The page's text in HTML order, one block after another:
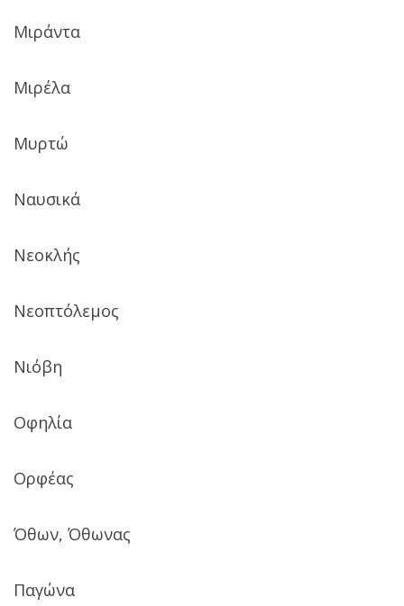
Μιράντα
Μιρέλα
Μυρτώ
Ναυσικά
Νεοκλής
Νεοπτόλεμος
Νιόβη
Οφηλία
Ορφέας
Όθων, Όθωνας
Παγώνα